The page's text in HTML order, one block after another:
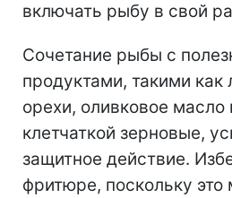
включать рыбу в свой
Сочетание рыбы с
продуктами, такими как
орехи, оливковое масло
клетчаткой зерновые,
защитное действие.
фритюре, поскольку